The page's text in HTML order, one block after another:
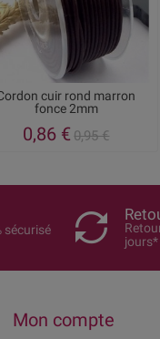
cuir rond marron
fonce 2mm
0,86 € 0,95 €
sécurisé
jours*
Mon compte